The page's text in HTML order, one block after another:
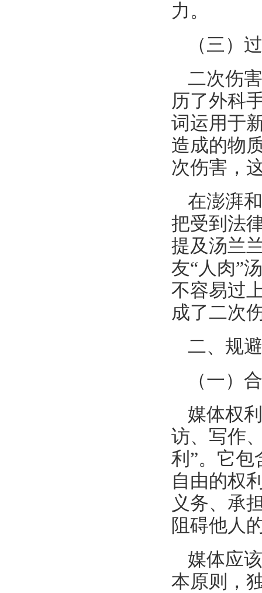
力。
（三）
二次伤
历了外科
词运用于
造成的物
次伤害，
在澎湃
把受到法
提及汤兰
友“人肉”
不容易过
成了二次
二、规
（一）
媒体权
访、写作
利”。它包
自由的权
义务、承
阻碍他人
媒体应
本原则，